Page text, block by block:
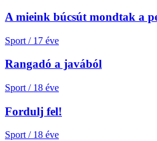
A mieink búcsút mondtak a
Sport / 17 éve
Rangadó a javából
Sport / 18 éve
Fordulj fel!
Sport / 18 éve